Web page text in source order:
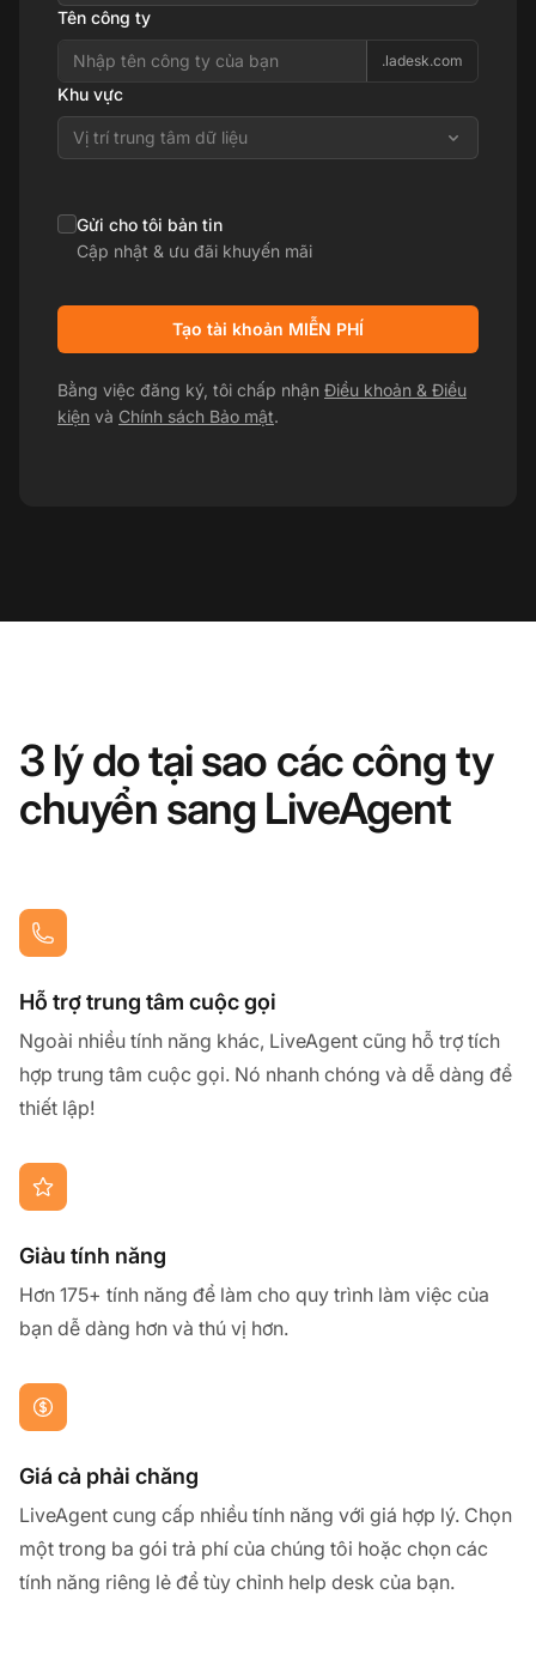
Tên công ty
.ladesk.com
Khu vực
Vị trí trung tâm dữ liệu
Gửi cho tôi bản tin
Cập nhật & ưu đãi khuyến mãi
Tạo tài khoản MIỄN PHÍ
Bằng việc đăng ký, tôi chấp nhận Điều khoản & Điều
kiện và Chính sách Bảo mật.
3 lý do tại sao các công ty
chuyển sang LiveAgent
Hỗ trợ trung tâm cuộc gọi
Ngoài nhiều tính năng khác, LiveAgent cũng hỗ trợ tích
hợp trung tâm cuộc gọi. Nó nhanh chóng và dễ dàng để
thiết lập!
Giàu tính năng
Hơn 175+ tính năng để làm cho quy trình làm việc của
bạn dễ dàng hơn và thú vị hơn.
Giá cả phải chăng
LiveAgent cung cấp nhiều tính năng với giá hợp lý. Chọn
một trong ba gói trả phí của chúng tôi hoặc chọn các
tính năng riêng lẻ để tùy chỉnh help desk của bạn.